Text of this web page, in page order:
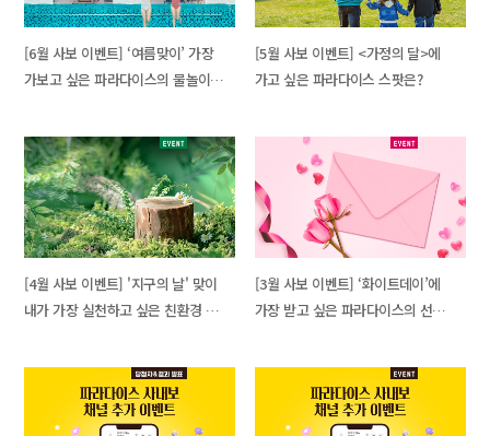
[6월 사보 이벤트] ‘여름맞이’ 가장
가보고 싶은 파라다이스의 물놀이
[5월 사보 이벤트] <가정의 달>에
가고 싶은 파라다이스 스팟은?
[4월 사보 이벤트] '지구의 날' 맞이
내가 가장 실천하고 싶은 친환경 활
[3월 사보 이벤트] ‘화이트데이’에
가장 받고 싶은 파라다이스의 선물